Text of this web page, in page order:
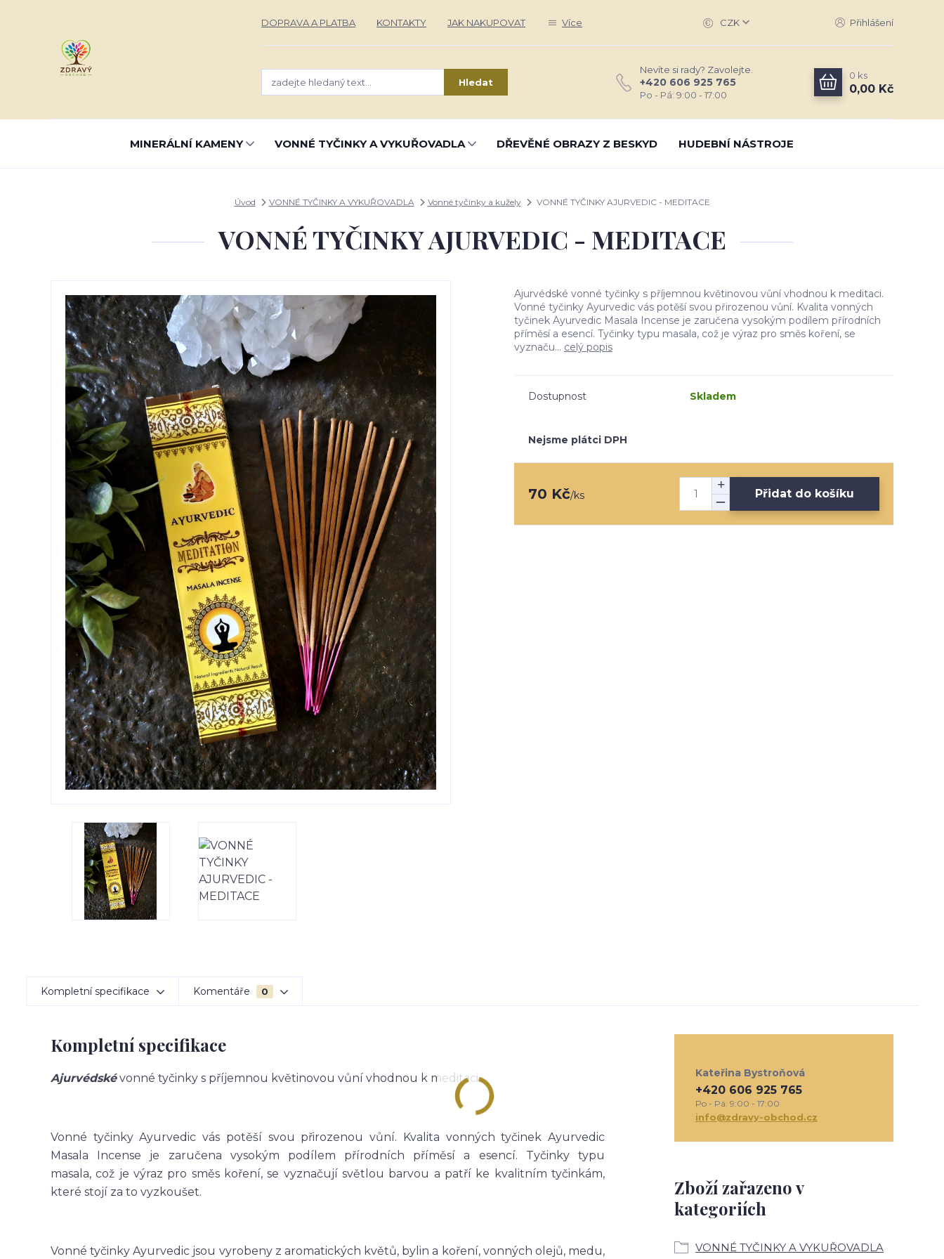
DOPRAVA A PLATBA KONTAKTY JAK NAKUPOVAT Více CZK Přihlášení
Hledat
Nevíte si rady? Zavolejte.
+420 606 925 765
Po - Pá: 9:00 - 17:00
0 ks
0,00 Kč
MINERÁLNÍ KAMENY VONNÉ TYČINKY A VYKUŘOVADLA DŘEVĚNÉ OBRAZY Z BESKYD HUDEBNÍ NÁSTROJE
Úvod VONNÉ TYČINKY A VYKUŘOVADLA Vonné tyčinky a kužely VONNÉ TYČINKY AJURVEDIC - MEDITACE
VONNÉ TYČINKY AJURVEDIC - MEDITACE
Ajurvédské vonné tyčinky s příjemnou květinovou vůní vhodnou k meditaci.
Vonné tyčinky Ayurvedic vás potěší svou přirozenou vůní. Kvalita vonných
tyčinek Ayurvedic Masala Incense je zaručena vysokým podílem přírodních
příměsí a esencí. Tyčinky typu masala, což je výraz pro směs koření, se
vyznaču... celý popis
Dostupnost Skladem
Nejsme plátci DPH
70 Kč/ks Přidat do košíku
Kompletní specifikace Komentáře 0
Kompletní specifikace
Ajurvédskévonné tyčinky s příjemnou květinovou vůní vhodnou k meditaci.
Vonné tyčinky Ayurvedic vás potěší svou přirozenou vůní. Kvalita vonných tyčinek Ayurvedic
Masala Incense je zaručena vysokým podílem přírodních příměsí a esencí. Tyčinky typu
masala, což je výraz pro směs koření, se vyznačují světlou barvou a patří ke kvalitním tyčinkám,
které stojí za to vyzkoušet.
Vonné tyčinky Ayurvedic jsou vyrobeny z aromatických květů, bylin a koření, vonných olejů, medu,
Zboží zařazeno v
kategoriích
VONNÉ TYČINKY A VYKUŘOVADLA
Kateřina Bystroňová
+420 606 925 765
Po - Pá: 9:00 - 17:00
info@zdravy-obchod.cz